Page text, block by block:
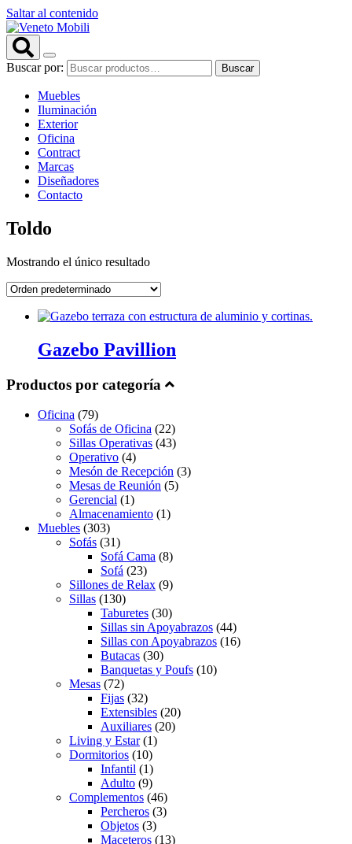
Saltar al contenido
Buscar por: Buscar
Muebles
Iluminación
Exterior
Oficina
Contract
Marcas
Diseñadores
Contacto
Toldo
Mostrando el único resultado
Gazebo Pavillion
Productos por categoría
Oficina (79)
Sofás de Oficina (22)
Sillas Operativas (43)
Operativo (4)
Mesón de Recepción (3)
Mesas de Reunión (5)
Gerencial (1)
Almacenamiento (1)
Muebles (303)
Sofás (31)
Sofá Cama (8)
Sofá (23)
Sillones de Relax (9)
Sillas (130)
Taburetes (30)
Sillas sin Apoyabrazos (44)
Sillas con Apoyabrazos (16)
Butacas (30)
Banquetas y Poufs (10)
Mesas (72)
Fijas (32)
Extensibles (20)
Auxiliares (20)
Living y Estar(1)
Dormitorios (10)
Infantil (1)
Adulto (9)
Complementos (46)
Percheros (3)
Objetos (3)
Maceteros (13)